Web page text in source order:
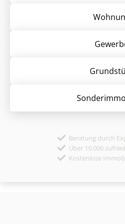
Beratung durch
Über 10.000
Kostenlose